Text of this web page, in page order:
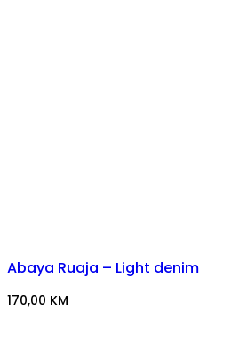
Abaya Ruaja – Light denim
170,00 KM